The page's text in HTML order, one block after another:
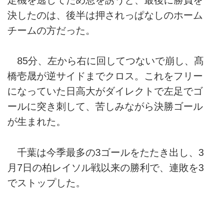
決したのは、後半は押されっぱなしのホーム
チームの方だった。
85分、左から右に回してつないで崩し、髙
橋壱晟が逆サイドまでクロス。これをフリー
になっていた日高大がダイレクトで左足でゴ
ールに突き刺して、苦しみながら決勝ゴール
が生まれた。
千葉は今季最多の3ゴールをたたき出し、3
月7日の柏レイソル戦以来の勝利で、連敗を3
でストップした。